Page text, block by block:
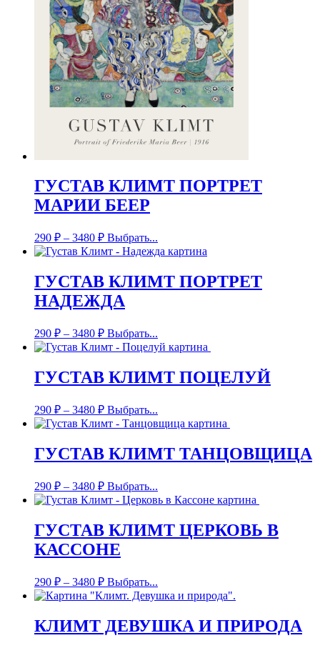
ГУСТАВ КЛИМТ ПОРТРЕТ
МАРИИ БЕЕР
290 ₽ – 3480 ₽ Выбрать...
ГУСТАВ КЛИМТ ПОРТРЕТ
НАДЕЖДА
290 ₽ – 3480 ₽ Выбрать...
ГУСТАВ КЛИМТ ПОЦЕЛУЙ
290 ₽ – 3480 ₽ Выбрать...
ГУСТАВ КЛИМТ ТАНЦОВЩИЦА
290 ₽ – 3480 ₽ Выбрать...
ГУСТАВ КЛИМТ ЦЕРКОВЬ В
КАССОНЕ
290 ₽ – 3480 ₽ Выбрать...
КЛИМТ ДЕВУШКА И ПРИРОДА